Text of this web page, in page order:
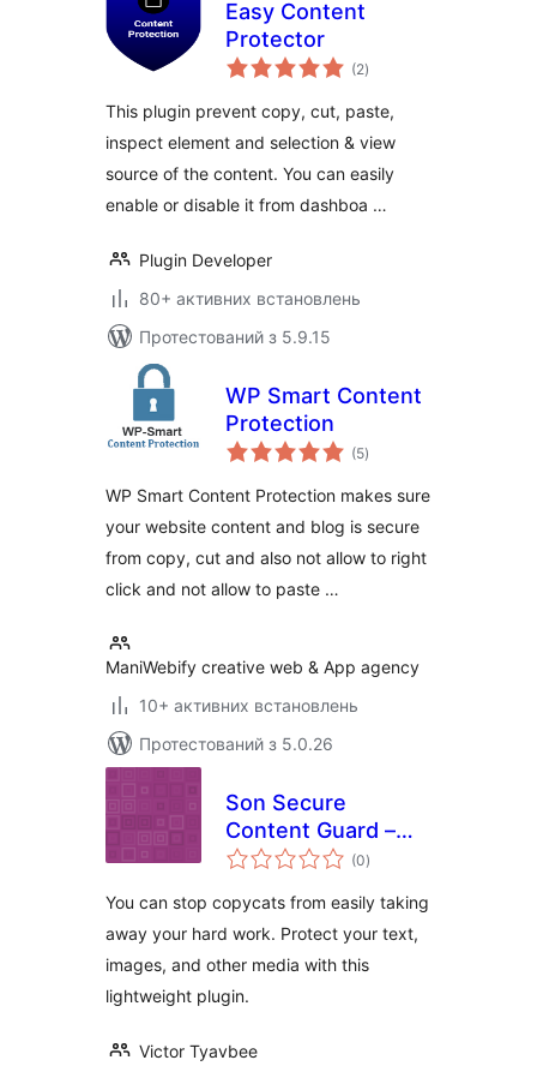
Easy Content
Protector
(2загальний
рейтинг
)
This plugin prevent copy, cut, paste,
inspect element and selection & view
source of the content. You can easily
enable or disable it from dashboa …
Plugin Developer
80+ активних встановлень
Протестований з 5.9.15
WP Smart Content
Protection
(5загальний
рейтинг
)
WP Smart Content Protection makes sure
your website content and blog is secure
from copy, cut and also not allow to right
click and not allow to paste …
ManiWebify creative web & App agency
10+ активних встановлень
Протестований з 5.0.26
Son Secure
Content Guard –
Copyright
(0загальний
рейтинг
)
You can stop copycats from easily taking
away your hard work. Protect your text,
images, and other media with this
lightweight plugin.
Victor Tyavbee